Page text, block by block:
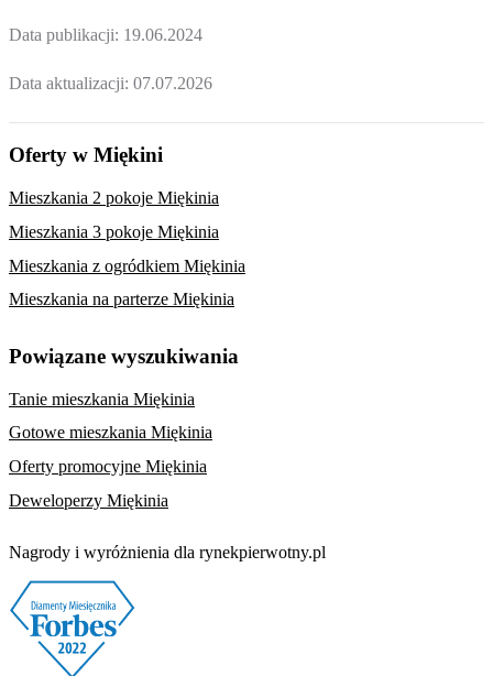
Data publikacji: 19.06.2024
Data aktualizacji: 07.07.2026
Oferty w Miękini
Mieszkania 2 pokoje Miękinia
Mieszkania 3 pokoje Miękinia
Mieszkania z ogródkiem Miękinia
Mieszkania na parterze Miękinia
Powiązane wyszukiwania
Tanie mieszkania Miękinia
Gotowe mieszkania Miękinia
Oferty promocyjne Miękinia
Deweloperzy Miękinia
Nagrody i wyróżnienia dla rynekpierwotny.pl